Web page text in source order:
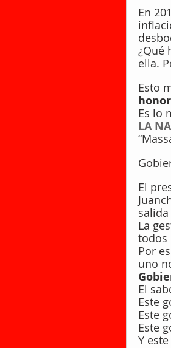
En
¿Qué
ella.
Esto
Es lo
LA
El
La
todos
Por
uno
El
Este
Este
Este
Y